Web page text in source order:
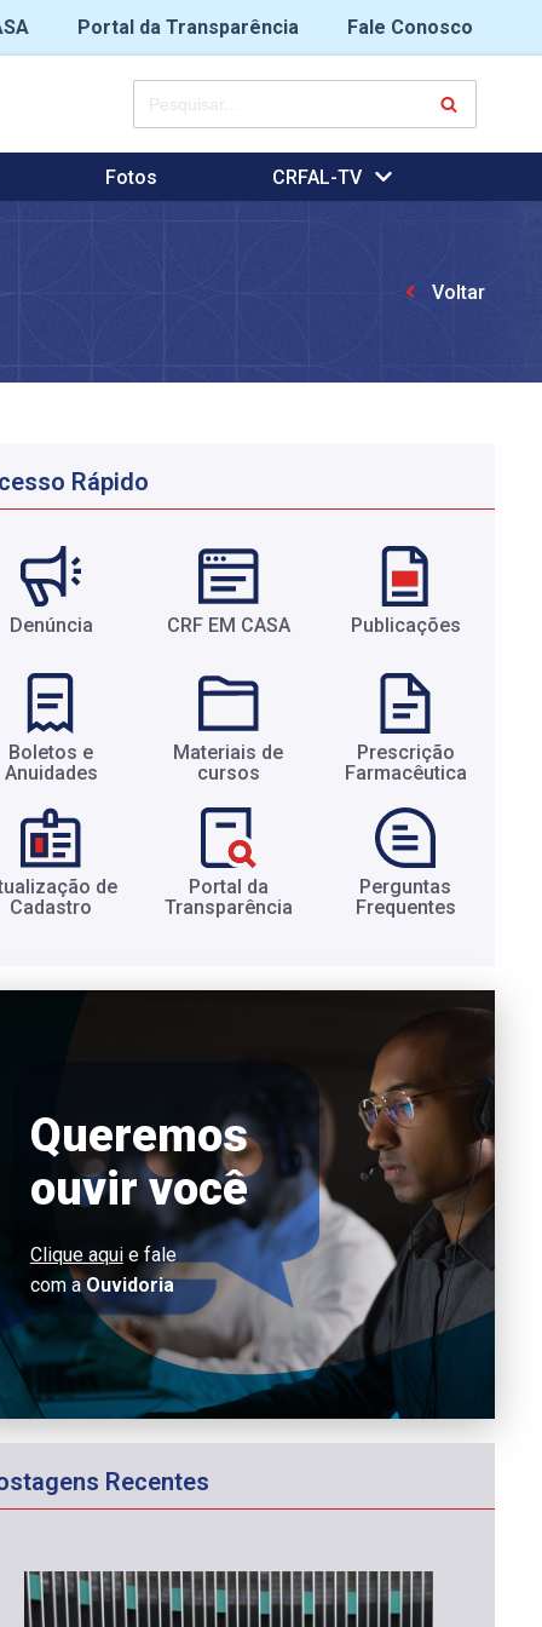
Portal da Transparência
Fale Conosco
Fotos CRFAL-TV
Voltar
Rápido
Denúncia CRF EM CASA Publicações
Boletos e
Anuidades​
Materiais de
cursos​
Prescrição
Farmacêutica​
de
Cadastro​
Portal da
Transparência​
Perguntas
Frequentes​
Queremos
ouvir você
Clique aquie fale
com aOuvidoria
Recentes